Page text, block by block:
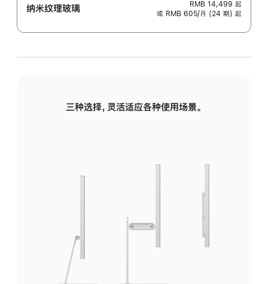
纳米纹理玻璃 RMB 14,499 起
或 RMB 605/月 (24 期) 起
三种选择，灵活适应各种使用场景。